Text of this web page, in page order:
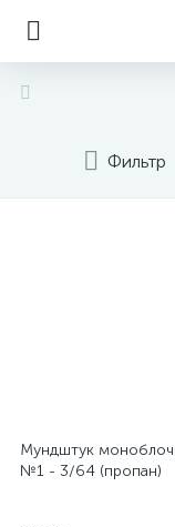
Фильтр
Мундштук
№1 - 3/64 (пропан)